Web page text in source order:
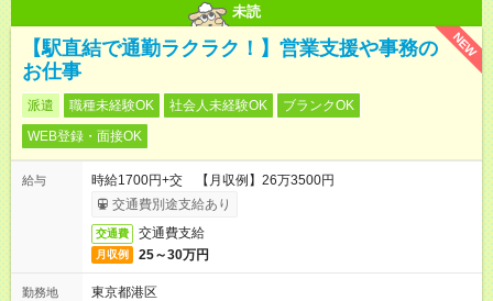
未読
NEW
【駅直結で通勤ラクラク！】営業支援や事務の
お仕事
派遣 職種未経験OK 社会人未経験OK
ブランクOK
WEB登録・面接OK
給与
時給1700円+交 【月収例】26万3500円
交通費別途支給あり
交通費 交通費支給
月収例 25～30万円
勤務地
東京都港区